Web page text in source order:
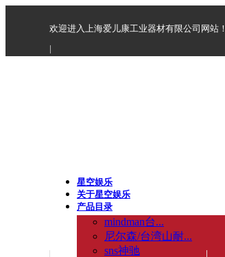
欢迎进入上海爱儿康工业器材有限公司网站！
|
星空娱乐
关于星空娱乐
产品目录
mindman台...
尼尔森/台湾山耐...
sns神驰